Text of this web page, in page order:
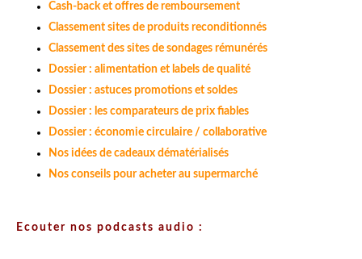
Cash-back et offres de remboursement
Classement sites de produits reconditionnés
Classement des sites de sondages rémunérés
Dossier : alimentation et labels de qualité
Dossier : astuces promotions et soldes
Dossier : les comparateurs de prix fiables
Dossier : économie circulaire / collaborative
Nos idées de cadeaux dématérialisés
Nos conseils pour acheter au supermarché
Ecouter nos podcasts audio :